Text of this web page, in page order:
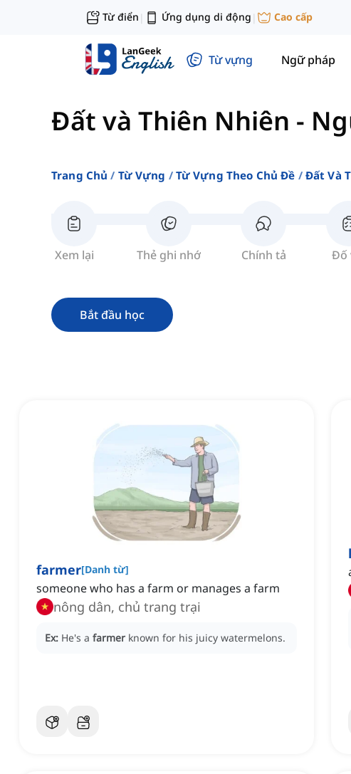
Từ điển | Ứng dụng di động | Cao cấp
Từ vựng Ngữ pháp
Đất và Thiên Nhiên -
Trang Chủ Từ Vựng Từ Vựng Theo Chủ Đề Đất Và
Xem lại Thẻ ghi nhớ Chính tả Đố
Bắt đầu học
farmer[Danh từ]
someone who has a farm or manages a farm
nông dân, chủ trang trại
Ex: He's a farmer known for his juicy watermelons.